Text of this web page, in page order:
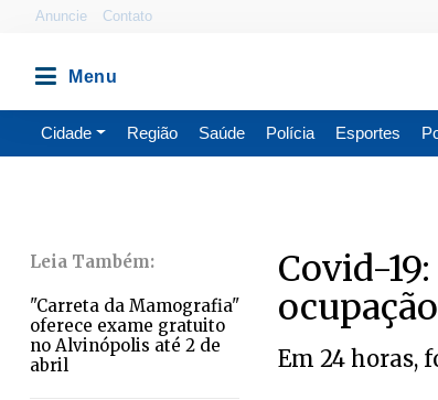
Anuncie Contato
Cidade Região Saúde Polícia Esportes
"Carreta da Mamografia"
oferece exame gratuito
no Alvinópolis até 2 de
abril
Covid-
Em 24 horas,